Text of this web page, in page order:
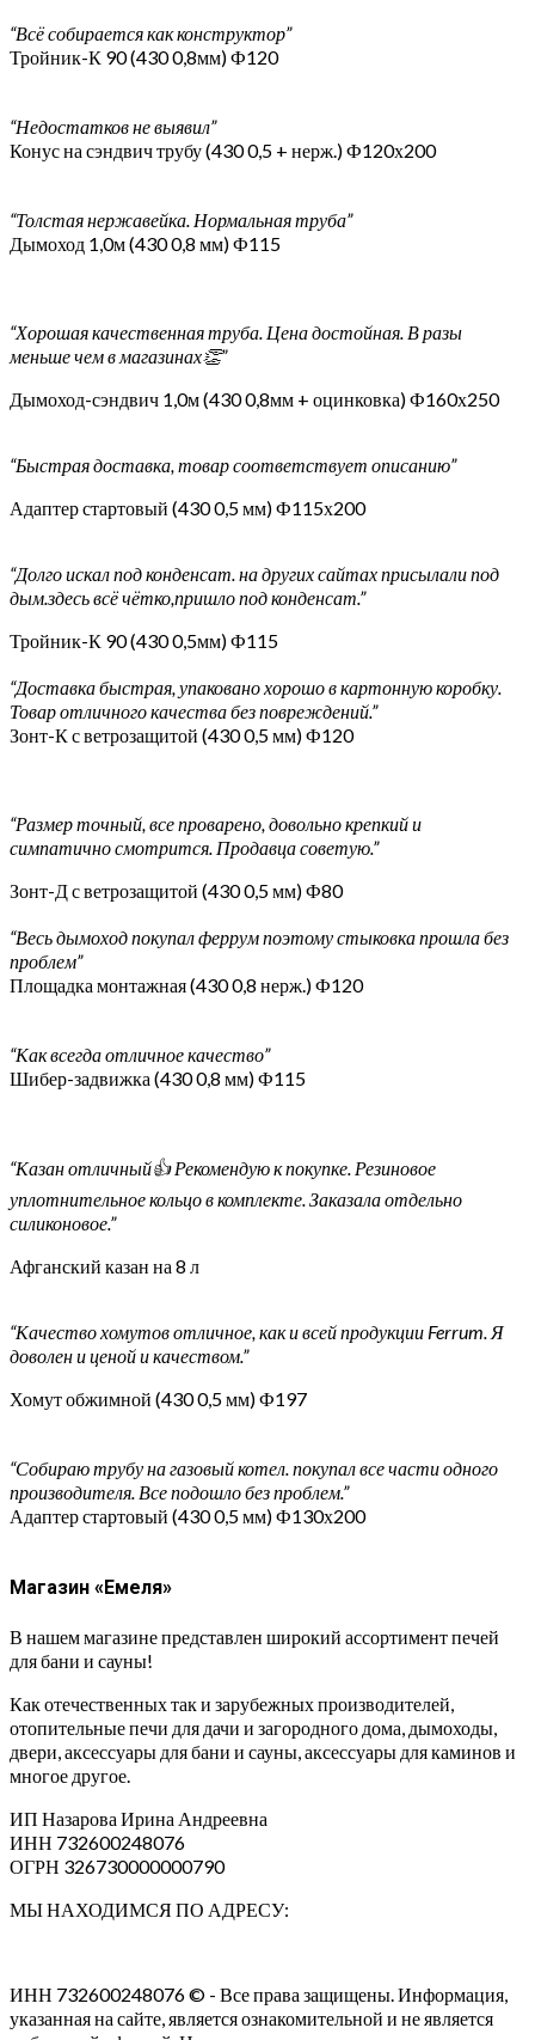
“Всё собирается как конструктор”
Тройник-К 90 (430 0,8мм) Ф120
“Недостатков не выявил”
Конус на сэндвич трубу (430 0,5 + нерж.) Ф120х200
“Толстая нержавейка. Нормальная труба”
Дымоход 1,0м (430 0,8 мм) Ф115
“Хорошая качественная труба. Цена достойная. В разы
меньше чем в магазинах👏”
Дымоход-сэндвич 1,0м (430 0,8мм + оцинковка) Ф160х250
“Быстрая доставка, товар соответствует описанию”
Адаптер стартовый (430 0,5 мм) Ф115х200
“Долго искал под конденсат. на других сайтах присылали под
дым.здесь всё чётко,пришло под конденсат.”
Тройник-К 90 (430 0,5мм) Ф115
“Доставка быстрая, упаковано хорошо в картонную коробку.
Товар отличного качества без повреждений.”
Зонт-К с ветрозащитой (430 0,5 мм) Ф120
“Размер точный, все проварено, довольно крепкий и
симпатично смотрится. Продавца советую.”
Зонт-Д с ветрозащитой (430 0,5 мм) Ф80
“Весь дымоход покупал феррум поэтому стыковка прошла без
проблем”
Площадка монтажная (430 0,8 нерж.) Ф120
“Как всегда отличное качество”
Шибер-задвижка (430 0,8 мм) Ф115
“Казан отличный👍 Рекомендую к покупке. Резиновое
уплотнительное кольцо в комплекте. Заказала отдельно
силиконовое.”
Афганский казан на 8 л
“Качество хомутов отличное, как и всей продукции Ferrum. Я
доволен и ценой и качеством.”
Хомут обжимной (430 0,5 мм) Ф197
“Собираю трубу на газовый котел. покупал все части одного
производителя. Все подошло без проблем.”
Адаптер стартовый (430 0,5 мм) Ф130х200
Магазин «Емеля»
В нашем магазине представлен широкий ассортимент печей
для бани и сауны!
Как отечественных так и зарубежных производителей,
отопительные печи для дачи и загородного дома, дымоходы,
двери, аксессуары для бани и сауны, аксессуары для каминов и
многое другое.
ИП Назарова Ирина Андреевна⁠
ИНН 732600248076
ОГРН 326730000000790
МЫ НАХОДИМСЯ ПО АДРЕСУ:
ИНН 732600248076 © - Все права защищены. Информация,
указанная на сайте, является ознакомительной и не является